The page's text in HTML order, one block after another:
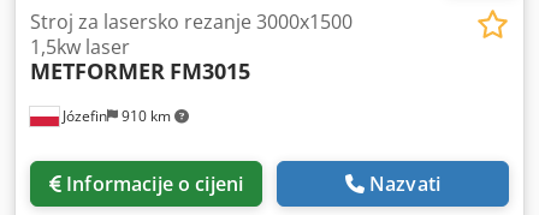
Józefin 910 km
Stroj za lasersko rezanje 3000x1500
1,5kw laser
METFORMER FM3015
Informacije o cijeni Nazvati